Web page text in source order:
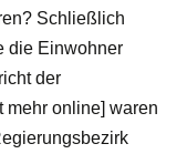
Schließlich
die Einwohner
der
mehr online] waren